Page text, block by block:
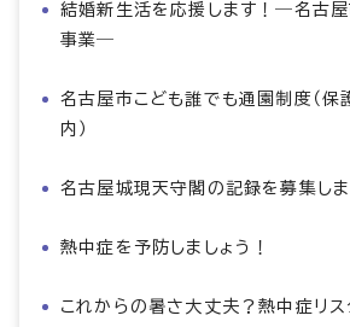
結婚新生活を応援します！―名古
事業―
名古屋市こども誰でも通園制度（
内）
名古屋城現天守閣の記録を募集し
熱中症を予防しましょう！
これからの暑さ大丈夫？熱中症リス